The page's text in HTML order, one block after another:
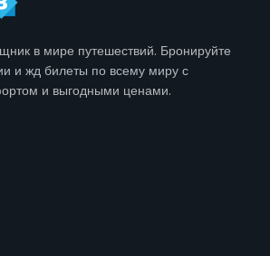
в мире путешествий. Бронируйте
и жд билеты по всему миру с
и выгодными ценами.